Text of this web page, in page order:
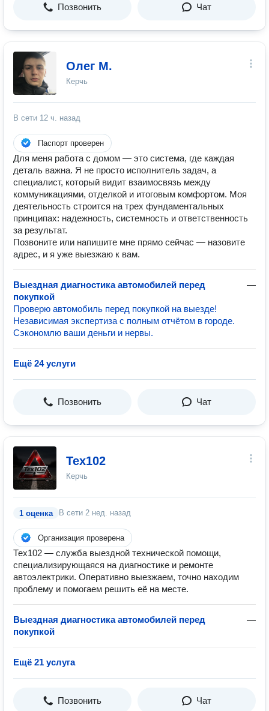
Позвонить Чат
Олег М.
Керчь
В сети 12 ч. назад
Паспорт проверен
Для меня работа с домом — это система, где каждая
деталь важна. Я не просто исполнитель задач, а
специалист, который видит взаимосвязь между
коммуникациями, отделкой и итоговым комфортом. Моя
деятельность строится на трех фундаментальных
принципах: надежность, системность и ответственность
за результат.
Позвоните или напишите мне прямо сейчас — назовите
адрес, и я уже выезжаю к вам.
Выездная диагностика автомобилей перед
покупкой
—
Проверю автомобиль перед покупкой на выезде!
Независимая экспертиза с полным отчётом в городе.
Сэкономлю ваши деньги и нервы.
Ещё 24 услуги
Позвонить Чат
Тех102
Керчь
1 оценка В сети 2 нед. назад
Организация проверена
Тех102 — служба выездной технической помощи,
специализирующаяся на диагностике и ремонте
автоэлектрики. Оперативно выезжаем, точно находим
проблему и помогаем решить её на месте.
Выездная диагностика автомобилей перед
покупкой
—
Ещё 21 услуга
Позвонить Чат